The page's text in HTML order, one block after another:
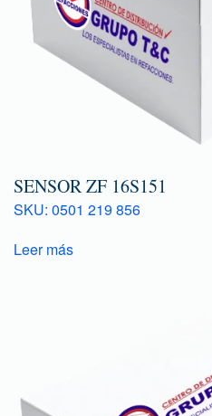
SENSOR ZF 16S151
SKU: 0501 219 856
Leer más